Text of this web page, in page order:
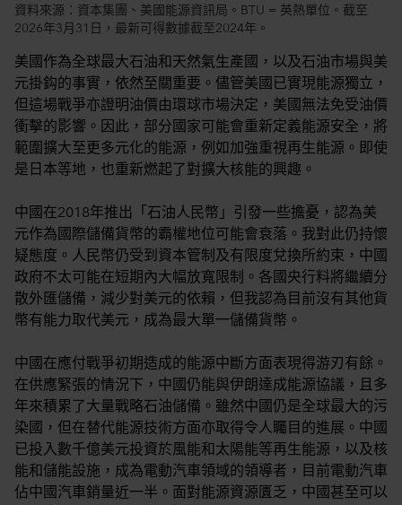
資料來源：資本集團、美國能源資訊局。BTU = 英熱單位。截至
2026年3月31日，最新可得數據截至2024年。
美國作為全球最大石油和天然氣生產國，以及石油市場與美
元掛鈎的事實，依然至關重要。儘管美國已實現能源獨立，
但這場戰爭亦證明油價由環球市場決定，美國無法免受油價
衝擊的影響。因此，部分國家可能會重新定義能源安全，將
範圍擴大至更多元化的能源，例如加強重視再生能源。即使
是日本等地，也重新燃起了對擴大核能的興趣。
中國在2018年推出「石油人民幣」引發一些擔憂，認為美
元作為國際儲備貨幣的霸權地位可能會衰落。我對此仍持懷
疑態度。人民幣仍受到資本管制及有限度兌換所約束，中國
政府不太可能在短期內大幅放寬限制。各國央行料將繼續分
散外匯儲備，減少對美元的依賴，但我認為目前沒有其他貨
幣有能力取代美元，成為最大單一儲備貨幣。
中國在應付戰爭初期造成的能源中斷方面表現得游刃有餘。
在供應緊張的情況下，中國仍能與伊朗達成能源協議，且多
年來積累了大量戰略石油儲備。雖然中國仍是全球最大的污
染國，但在替代能源技術方面亦取得令人矚目的進展。中國
已投入數千億美元投資於風能和太陽能等再生能源，以及核
能和儲能設施，成為電動汽車領域的領導者，目前電動汽車
佔中國汽車銷量近一半。面對能源資源匱乏，中國甚至可以